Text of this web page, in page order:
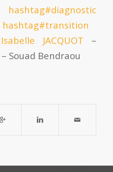
hashtag#diagnostic
hashtag#transition
Isabelle JACQUOT –
– Souad Bendraou